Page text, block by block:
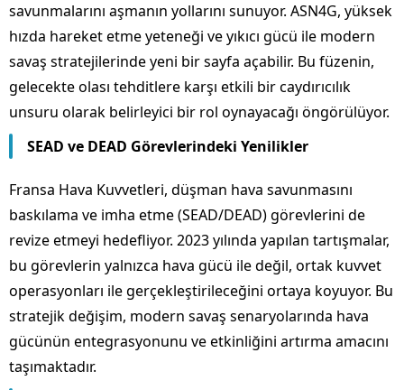
savunmalarını aşmanın yollarını sunuyor. ASN4G, yüksek
hızda hareket etme yeteneği ve yıkıcı gücü ile modern
savaş stratejilerinde yeni bir sayfa açabilir. Bu füzenin,
gelecekte olası tehditlere karşı etkili bir caydırıcılık
unsuru olarak belirleyici bir rol oynayacağı öngörülüyor.
SEAD ve DEAD Görevlerindeki Yenilikler
Fransa Hava Kuvvetleri, düşman hava savunmasını
baskılama ve imha etme (SEAD/DEAD) görevlerini de
revize etmeyi hedefliyor. 2023 yılında yapılan tartışmalar,
bu görevlerin yalnızca hava gücü ile değil, ortak kuvvet
operasyonları ile gerçekleştirileceğini ortaya koyuyor. Bu
stratejik değişim, modern savaş senaryolarında hava
gücünün entegrasyonunu ve etkinliğini artırma amacını
taşımaktadır.